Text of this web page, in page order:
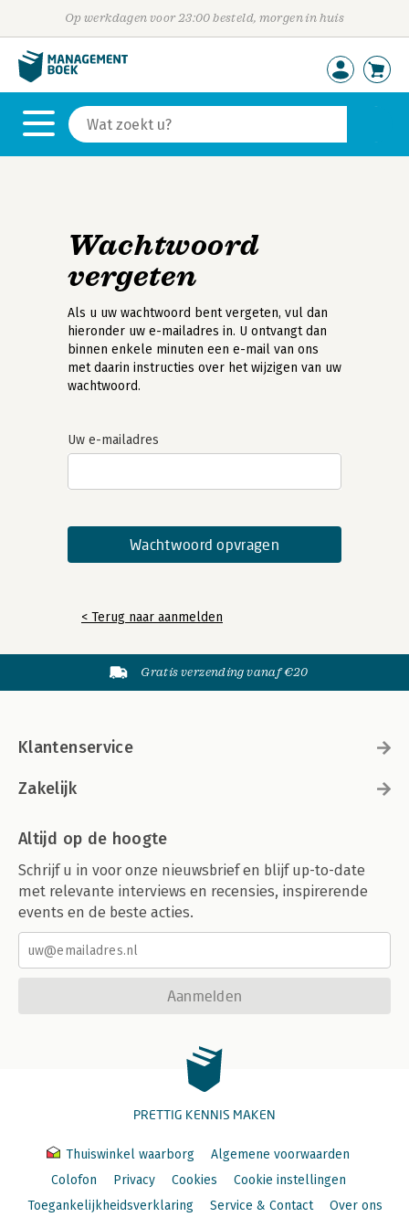
Op werkdagen voor 23:00 besteld, morgen in huis
Wachtwoord
vergeten
Als u uw wachtwoord bent vergeten, vul dan
hieronder uw e-mailadres in. U ontvangt dan
binnen enkele minuten een e-mail van ons
met daarin instructies over het wijzigen van uw
wachtwoord.
Uw e-mailadres
< Terug naar aanmelden
Gratis verzending vanaf €20
Klantenservice
Zakelijk
Altijd op de hoogte
Schrijf u in voor onze nieuwsbrief en blijf up-to-date
met relevante interviews en recensies, inspirerende
events en de beste acties.
Aanmelden
PRETTIG KENNIS MAKEN
Thuiswinkel waarborg
Algemene voorwaarden
Colofon
Privacy Cookies
Cookie instellingen
Toegankelijkheidsverklaring
Service & Contact Over ons